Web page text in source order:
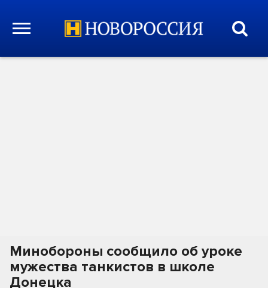
Минобороны сообщило об уроке
мужества танкистов в школе
Донецка